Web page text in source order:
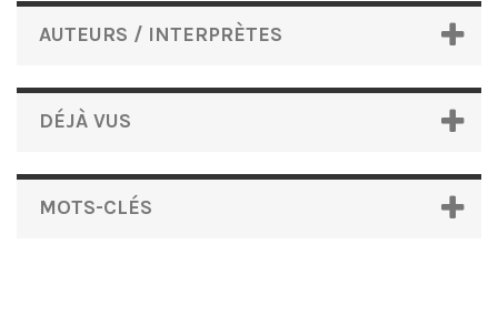
AUTEURS / INTERPRÈTES
DÉJÀ VUS
MOTS-CLÉS